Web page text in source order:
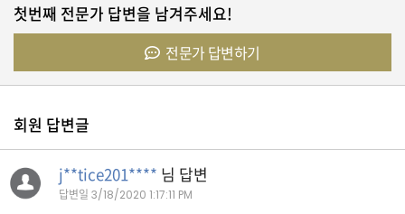
자
혜
택
서
첫번째 전문가 답변을 남겨주세요!
전문가 답변하기
회원 답변글
j**tice201**** 님 답변
답변일 3/18/2020 1:17:11 PM